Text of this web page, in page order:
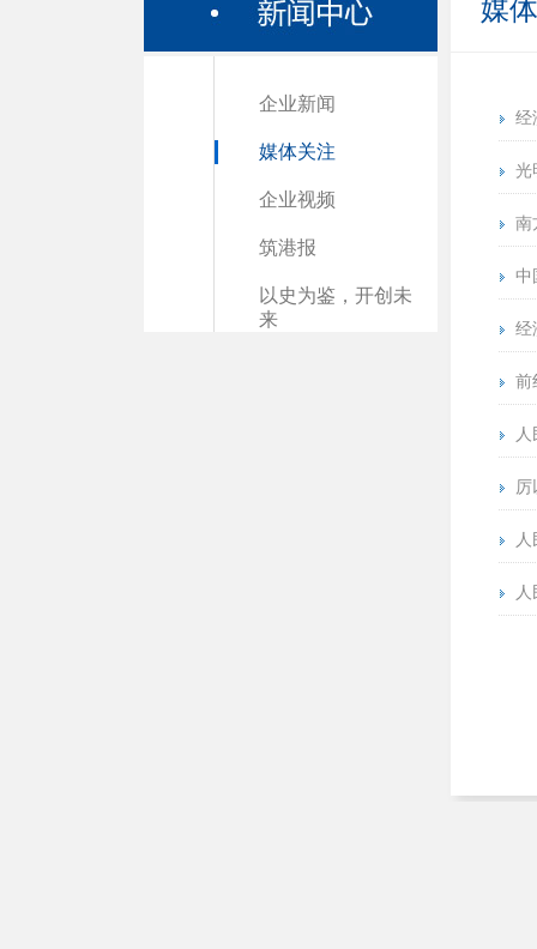
企业新闻
媒体关注
企业视频
筑港报
以史为鉴，开创未
来
媒
经
光
南
中
经
前
厉